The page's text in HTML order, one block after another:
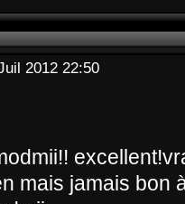
2012 22:50
mais jamais bon